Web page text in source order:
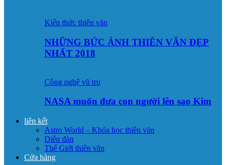
Kiến thức thiên văn
NHỮNG BỨC ẢNH THIÊN VĂN ĐẸP
NHẤT 2018
Công nghệ vũ trụ
NASA muốn đưa con người lên sao Kim
liên kết
Astro World – Khóa học thiên văn
Diễn đàn
Thế Giới thiên văn
Cửa hàng